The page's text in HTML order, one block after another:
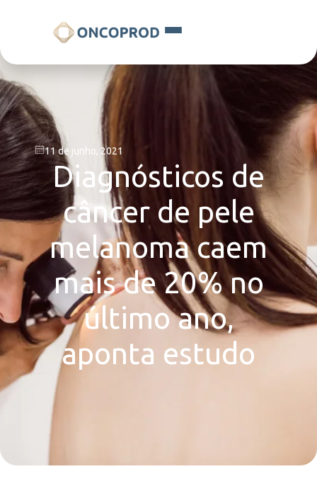
11 de junho, 2021
Diagnósticos de
câncer de pele
melanoma caem
mais de 20% no
último ano,
aponta estudo